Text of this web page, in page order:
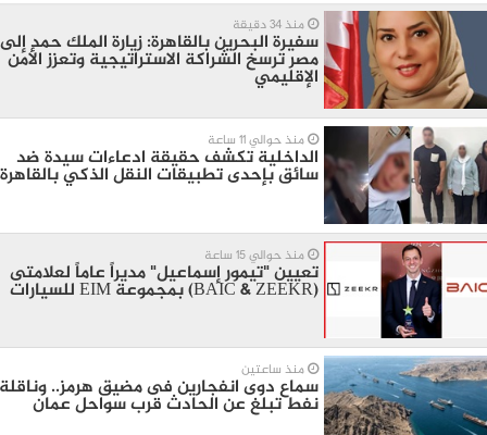
منذ 34 دقيقة
سفيرة البحرين بالقاهرة: زيارة الملك حمد إلى
مصر ترسخ الشراكة الاستراتيجية وتعزز الأمن
الإقليمي
منذ حوالي 11 ساعة
الداخلية تكشف حقيقة ادعاءات سيدة ضد
سائق بإحدى تطبيقات النقل الذكي بالقاهرة
منذ حوالي 15 ساعة
تعيين "تيمور إسماعيل" مديراً عاماً لعلامتى
(BAIC & ZEEKR) بمجموعة EIM للسيارات
منذ ساعتين
سماع دوى انفجارين فى مضيق هرمز.. وناقلة
نفط تبلغ عن الحادث قرب سواحل عمان